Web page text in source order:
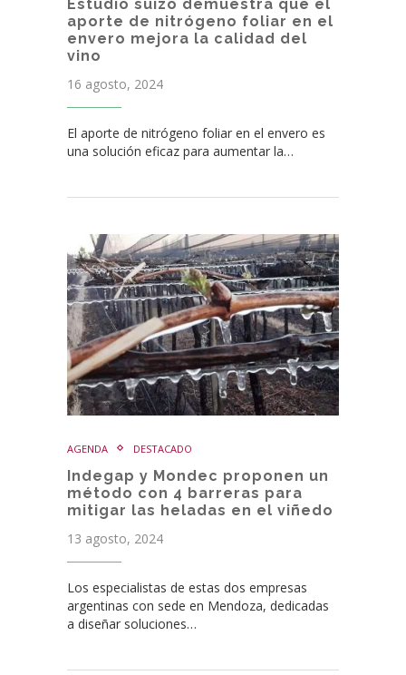
Estudio suizo demuestra que el
aporte de nitrógeno foliar en el
envero mejora la calidad del
vino
16 agosto, 2024
El aporte de nitrógeno foliar en el envero es
una solución eficaz para aumentar la…
AGENDA DESTACADO
Indegap y Mondec proponen un
método con 4 barreras para
mitigar las heladas en el viñedo
13 agosto, 2024
Los especialistas de estas dos empresas
argentinas con sede en Mendoza, dedicadas
a diseñar soluciones…